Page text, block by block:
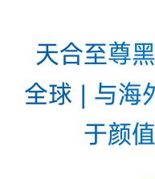
天合至尊
全球 | 与海
于颜